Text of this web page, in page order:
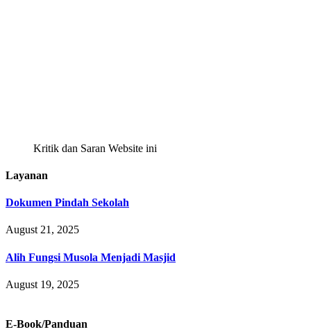
Kritik dan Saran Website ini
Layanan
Dokumen Pindah Sekolah
August 21, 2025
Alih Fungsi Musola Menjadi Masjid
August 19, 2025
E-Book/Panduan